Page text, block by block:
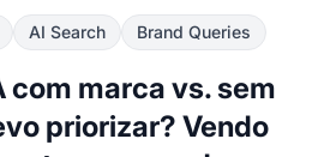
AI Search Brand Queries
com marca vs. sem
priorizar? Vendo